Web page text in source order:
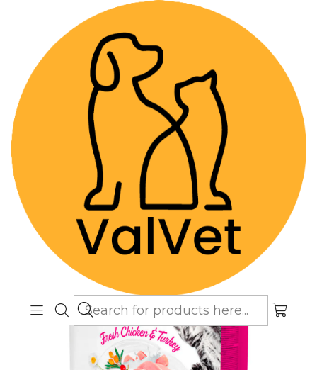
Despacho GRATIS por compras sobre
$89.990(Válido desde Coquimbo hasta Los
Lagos)
Home Alimentos y Snacks
Alimentos Super premium
Brit Care Cat GF Kitten 2 Kg